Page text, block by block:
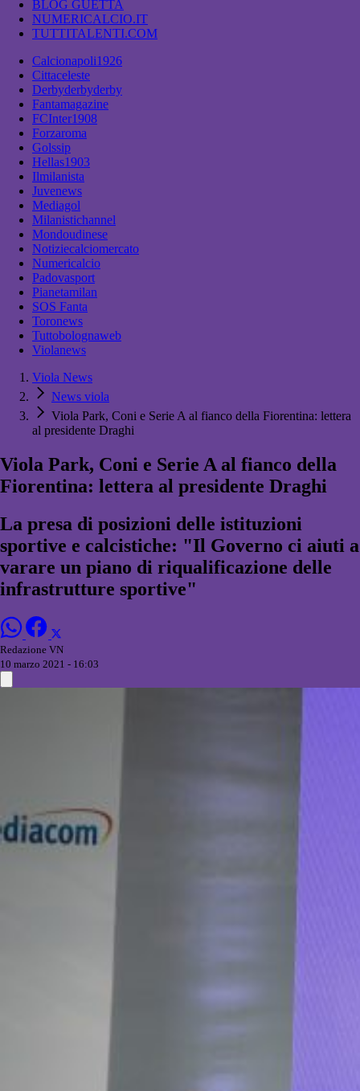
BLOG GUETTA
NUMERICALCIO.IT
TUTTITALENTI.COM
Calcionapoli1926
Cittaceleste
Derbyderbyderby
Fantamagazine
FCInter1908
Forzaroma
Golssip
Hellas1903
Ilmilanista
Juvenews
Mediagol
Milanistichannel
Mondoudinese
Notiziecalciomercato
Numericalcio
Padovasport
Pianetamilan
SOS Fanta
Toronews
Tuttobolognaweb
Violanews
Viola News
News viola
Viola Park, Coni e Serie A al fianco della Fiorentina: lettera
al presidente Draghi
Viola Park, Coni e Serie A al fianco della
Fiorentina: lettera al presidente Draghi
La presa di posizioni delle istituzioni
sportive e calcistiche: "Il Governo ci aiuti a
varare un piano di riqualificazione delle
infrastrutture sportive"
Redazione VN
10 marzo 2021 - 16:03